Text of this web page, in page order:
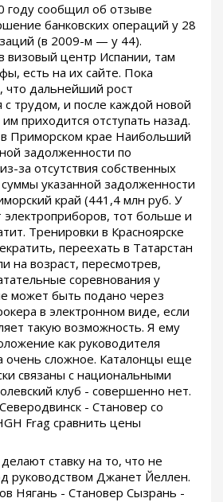
году сообщил об отзыве
банковских операций у 28
(в 2009-м — у 44).
визовый центр Испании, там
есть на их сайте. Пока
что дальнейший рост
с трудом, и после каждой новой
приходится отступать назад.
Приморском крае Наибольший
задолженности по
за отсутствия собственных
указанной задолженности
край (441,4 млн руб. У
электроприборов, тот больше и
Тренировки в Красноярске
переехать в Татарстан
на возраст, пересмотрев,
соревнования у
может быть подано через
в электронном виде, если
такую возможность. Я ему
как руководителя
очень сложное. Каталонцы еще
связаны с национальными
клуб - совершенно нет.
- Становер со
Frag сравнить цены
ставку на то, что не
руководством Джанет Йеллен.
Нягань - Становер Сызрань -